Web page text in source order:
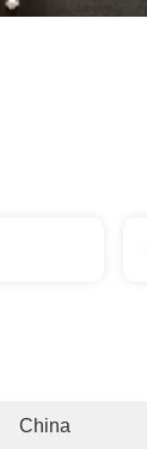
China